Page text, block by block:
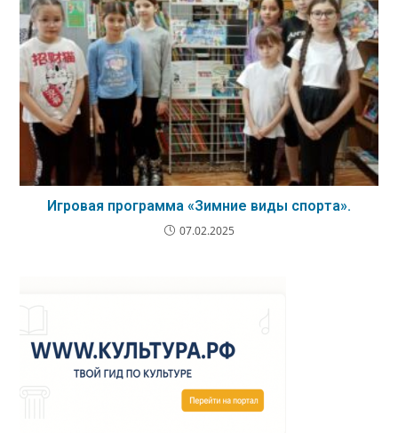
Игровая программа «Зимние виды спорта».
07.02.2025